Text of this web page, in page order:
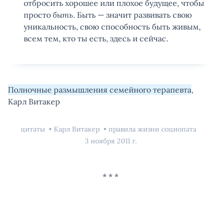
отбросить хорошее или плохое будущее, чтобы
просто быть. Быть — значит развивать свою
уникальность, свою способность быть живым,
всем тем, кто ты есть, здесь и сейчас.
Полночные размышления семейного терапевта,
Карл Витакер
цитаты Карл Витакер
правила жизни социопата
3 ноября 2011 г.